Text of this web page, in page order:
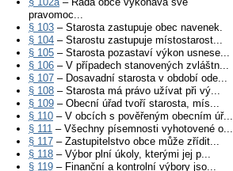
pravomoc...
§ 103 – Starosta zastupuje obec navenek.
§ 104 – Starostu zastupuje místostarost...
§ 105 – Starosta pozastaví výkon usnese...
§ 106 – V případech stanovených zvláštn...
§ 107 – Dosavadní starosta v období ode...
§ 108 – Starosta má právo užívat při vý...
§ 109 – Obecní úřad tvoří starosta, mís...
§ 110 – V obcích s pověřeným obecním úř...
§ 111 – Všechny písemnosti vyhotovené o...
§ 117 – Zastupitelstvo obce může zřídit...
§ 118 – Výbor plní úkoly, kterými jej p...
§ 119 – Finanční a kontrolní výbory jso...